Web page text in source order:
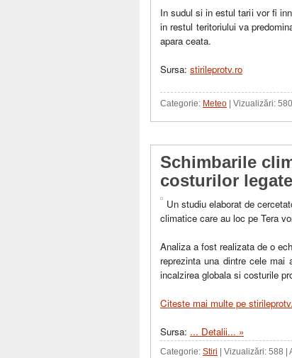
In sudul si in estul tarii vor fi
in restul teritoriului va
apara ceata.
Sursa: stirileprotv.ro
Categorie: Meteo | Vizualizări:
Schimbarile
costurilor
Un studiu elaborat de
climatice care au loc pe Tera
Analiza a fost realizata de o
reprezinta una dintre cele mai
incalzirea globala si costurile
Citeste mai multe pe
Sursa: ... Detalii... »
Categorie: Stiri | Vizualizări: 588 |